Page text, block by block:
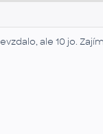
ale 10 jo.